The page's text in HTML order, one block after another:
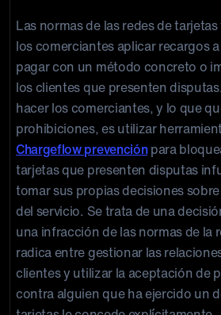
Las normas de las redes de
los comerciantes aplicar recargos
pagar con un método concreto o
los clientes que presenten
hacer los comerciantes, y lo que
prohibiciones, es utilizar
Chargeflow prevenciónpara
tarjetas que presenten disputas
tomar sus propias decisiones
del servicio. Se trata de una
una infracción de las normas de la
radica entre gestionar las
clientes y utilizar la aceptación de
contra alguien que ha ejercido un